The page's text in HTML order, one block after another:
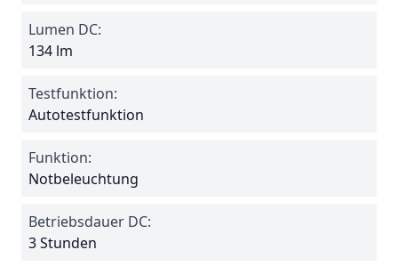
Lumen DC:
134 lm
Testfunktion:
Autotestfunktion
Funktion:
Notbeleuchtung
Betriebsdauer DC:
3 Stunden